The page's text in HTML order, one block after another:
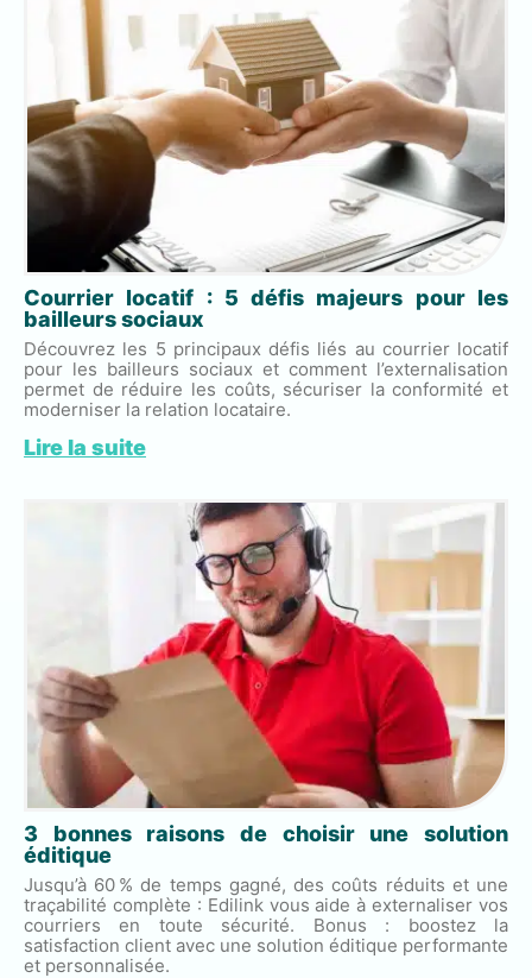
Courrier locatif : 5 défis majeurs pour les
bailleurs sociaux
Découvrez les 5 principaux défis liés au courrier locatif
pour les bailleurs sociaux et comment l’externalisation
permet de réduire les coûts, sécuriser la conformité et
moderniser la relation locataire.
Lire la suite
3 bonnes raisons de choisir une solution
éditique
Jusqu’à 60 % de temps gagné, des coûts réduits et une
traçabilité complète : Edilink vous aide à externaliser vos
courriers en toute sécurité. Bonus : boostez la
satisfaction client avec une solution éditique performante
et personnalisée.